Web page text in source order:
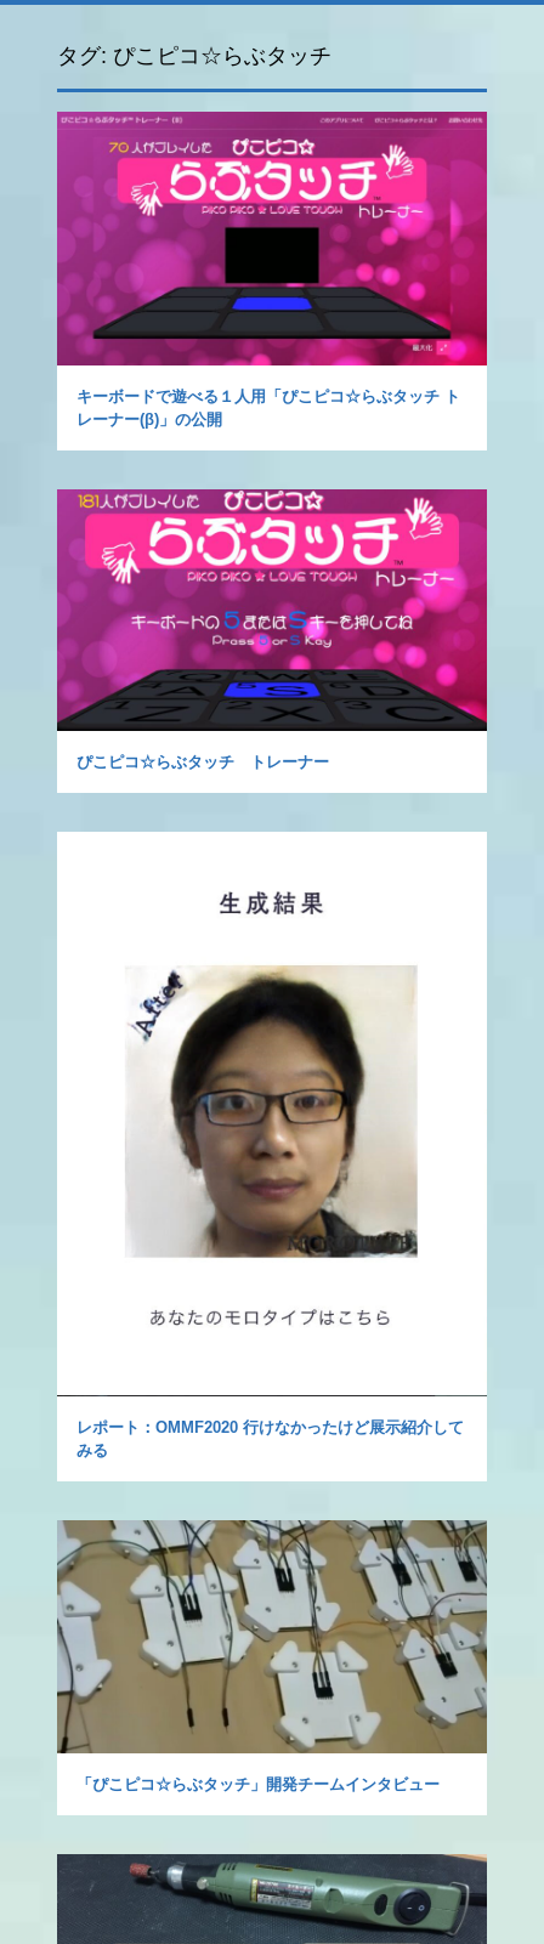
タグ: ぴこピコ☆らぶタッチ
キーボードで遊べる１人用「ぴこピコ☆らぶタッチ ト
レーナー(β)」の公開
ぴこピコ☆らぶタッチ トレーナー
レポート：OMMF2020 行けなかったけど展示紹介して
みる
「ぴこピコ☆らぶタッチ」開発チームインタビュー